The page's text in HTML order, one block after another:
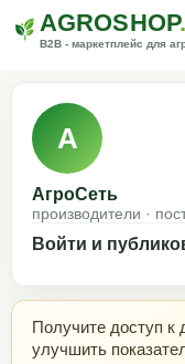
AGROSHOP
B2B - маркетплейс для
A
АгроСеть
производители ·
Войти и
Получите доступ
улучшить